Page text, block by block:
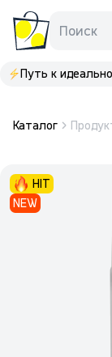
Поиск
Путь к
Каталог
HIT
NEW